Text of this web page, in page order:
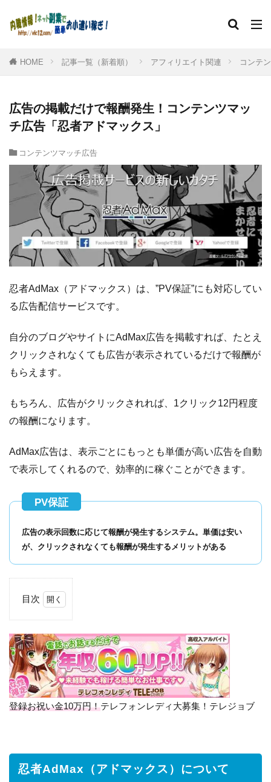
HOME 記事一覧（新着順） アフィリエイト関連 コンテ
広告の掲載だけで報酬発生！コンテンツマッ
チ広告「忍者アドマックス」
コンテンツマッチ広告
忍者AdMax（アドマックス）は、”PV保証”にも対応してい
る広告配信サービスです。
自分のブログやサイトにAdMax広告を掲載すれば、たとえ
クリックされなくても広告が表示されているだけで報酬が
もらえます。
もちろん、広告がクリックされれば、1クリック12円程度
の報酬になります。
AdMax広告は、表示ごとにもっとも単価が高い広告を自動
で表示してくれるので、効率的に稼ぐことができます。
広告の表示回数に応じて報酬が発生するシステム。単価は安い
が、クリックされなくても報酬が発生するメリットがある
目次
AdMax（ア
ドマック
ス）につい
て
2 忍者
3 報
登録お祝い金10万円！テレフォンレディ大募集！テレジョブ
忍者AdMax（アドマックス）について